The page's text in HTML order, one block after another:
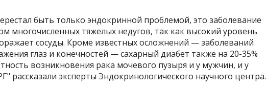
быть только эндокринной проблемой, это заболевание
многочисленных тяжелых недугов, так как высокий уровень
сосуды. Кроме известных осложнений — заболеваний
глаз и конечностей — сахарный диабет также на 20-35%
возникновения рака мочевого пузыря и у мужчин, и у
рассказали эксперты Эндокринологического научного центра.